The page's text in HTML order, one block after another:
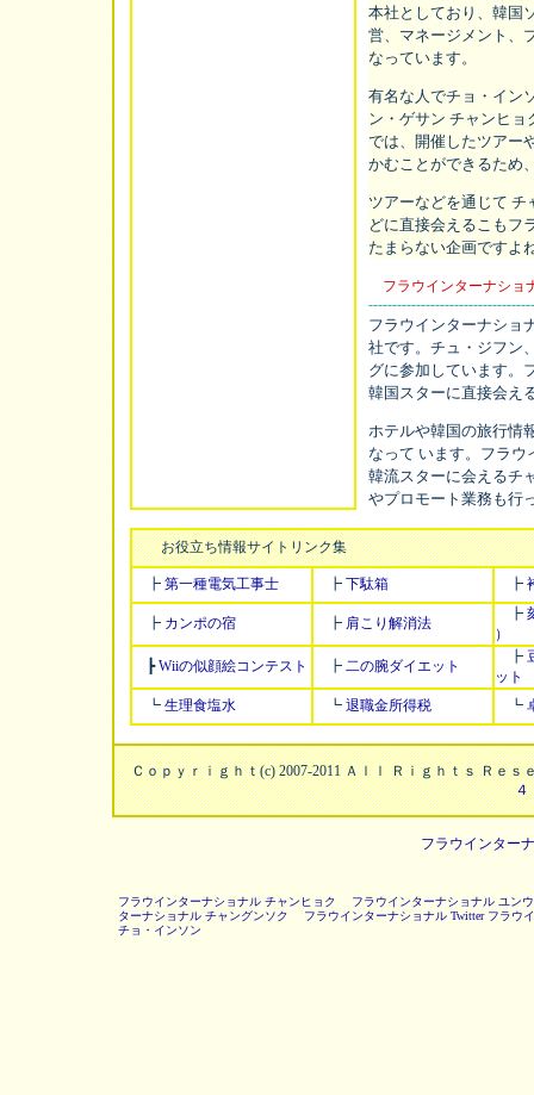
本社としており、韓国
営、マネージメント、
なっています。
有名な人でチョ・イン
ン・ゲサン チャンヒョ
では、開催したツアー
かむことができるため
ツアーなどを通じて チ
どに直接会えるこもフ
たまらない企画ですよ
フラウインターナシ
フラウインターナショ
社です。チュ・ジフン
グに参加しています。
韓国スターに直接会え
ホテルや韓国の旅行情
なって います。フラ
韓流スターに会えるチ
やプロモート業務も行
お役立ち情報サイトリンク集
┣ 第一種電気工事士 ┣ 下駄箱 ┣
┣ カンポの宿 ┣ 肩こり解消法
┣
）
┣Wiiの似顔絵コンテスト ┣ 二の腕ダイエット
┣
ット
┗ 生理食塩水 ┗ 退職金所得税 ┗
Ｃｏｐｙｒｉｇｈｔ(c) 2007-2011 Ａｌｌ Ｒｉｇｈｔｓ Ｒｅ
４
フラウインター
フラウインターナショナル チャンヒョク
フラウインターナショナル ユン
ターナショナル チャングンソク
フラウインターナショナル Twitter フラウ
チョ・インソン